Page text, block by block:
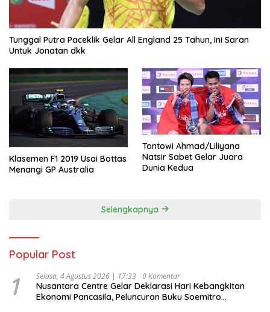
Tunggal Putra Paceklik Gelar All England 25 Tahun, Ini Saran
Untuk Jonatan dkk
Klasemen F1 2019 Usai Bottas
Menangi GP Australia
Tontowi Ahmad/Liliyana
Natsir Sabet Gelar Juara
Dunia Kedua
Selengkapnya
Popular Post
1 Selasa, 4 Agustus 2026 | 17:33 0 Komentar
Nusantara Centre Gelar Deklarasi Hari Kebangkitan
Ekonomi Pancasila, Peluncuran Buku Soemitro